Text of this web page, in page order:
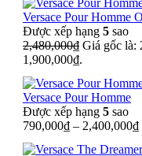
Versace Pour Homme
Được xếp hạng 5 sao
2,480,000₫ Giá gốc là:
1,900,000₫.
Versace Pour Homme
Được xếp hạng 5 sao
790,000₫ – 2,400,000₫